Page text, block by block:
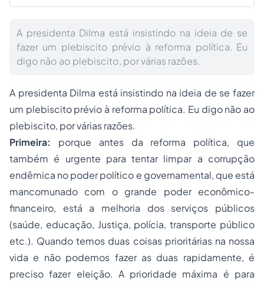
A presidenta Dilma está insistindo na ideia de se
fazer um plebiscito prévio à reforma política. Eu
digo não ao plebiscito, por várias razões.
A presidenta Dilma está insistindo na ideia de se fazer
um plebiscito prévio à reforma política. Eu digo não ao
plebiscito, por várias razões.
Primeira: porque antes da reforma política, que
também é urgente para tentar limpar a corrupção
endêmica no poder político e governamental, que está
mancomunado com o grande poder econômico-
financeiro, está a melhoria dos serviços públicos
(saúde, educação, Justiça, polícia, transporte público
etc.). Quando temos duas coisas prioritárias na nossa
vida e não podemos fazer as duas rapidamente, é
preciso fazer eleição. A prioridade máxima é para